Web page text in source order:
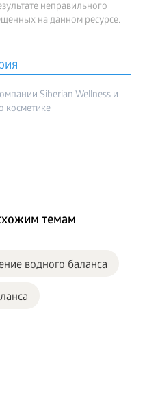
неправильного
на данном ресурсе.
Siberian Wellness и
косметике
темам
водного баланса